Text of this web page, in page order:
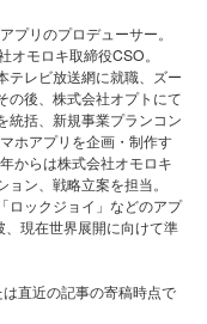
プリのプロデューサー。
オモロキ取締役CSO。
テレビ放送網に就職、ズー
の後、株式会社オプトにて
統括、新規事業プランコン
ホアプリを企画・制作す
からは株式会社オモロキ
ン、戦略立案を担当。
ロックジョイ」などのアプ
現在世界展開に向けて準
直近の記事の寄稿時点で